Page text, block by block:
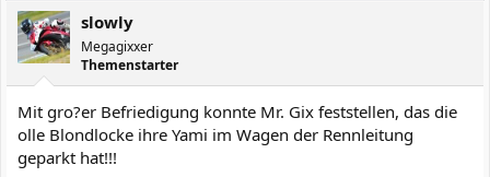
slowly
Megagixxer
Themenstarter
Mit gro?er Befriedigung konnte Mr. Gix feststellen, das die
olle Blondlocke ihre Yami im Wagen der Rennleitung
geparkt hat!!!